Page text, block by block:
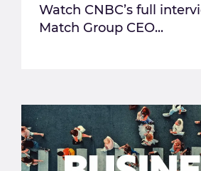
Watch CNBC’s full
Match Group CEO...